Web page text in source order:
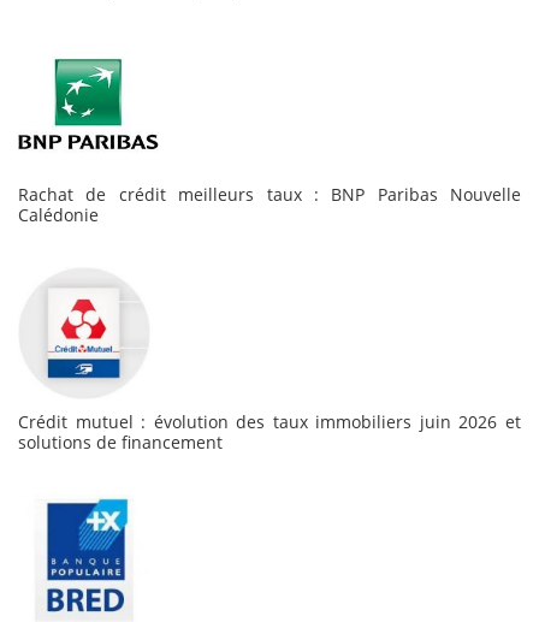
Rachat de crédit meilleurs taux : BNP Paribas Nouvelle
Calédonie
Crédit mutuel : évolution des taux immobiliers juin 2026 et
solutions de financement